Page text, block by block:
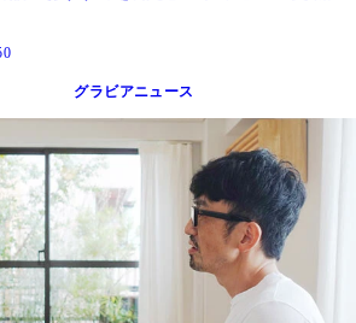
グラビアニュース